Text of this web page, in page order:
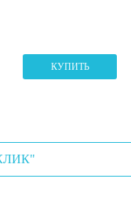
КУПИТЬ